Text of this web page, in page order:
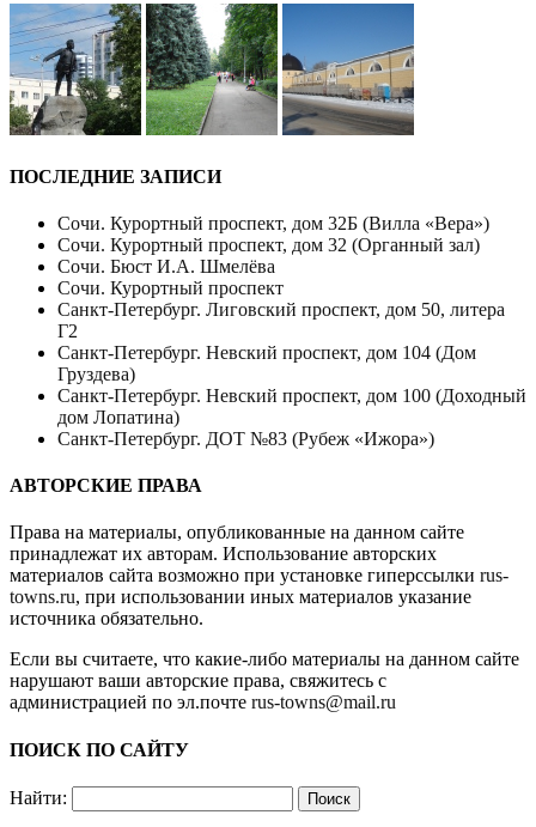
ПОСЛЕДНИЕ ЗАПИСИ
Сочи. Курортный проспект, дом 32Б (Вилла «Вера»)
Сочи. Курортный проспект, дом 32 (Органный зал)
Сочи. Бюст И.А. Шмелёва
Сочи. Курортный проспект
Санкт-Петербург. Лиговский проспект, дом 50, литера
Г2
Санкт-Петербург. Невский проспект, дом 104 (Дом
Груздева)
Санкт-Петербург. Невский проспект, дом 100 (Доходный
дом Лопатина)
Санкт-Петербург. ДОТ №83 (Рубеж «Ижора»)
АВТОРСКИЕ ПРАВА
Права на материалы, опубликованные на данном сайте
принадлежат их авторам. Использование авторских
материалов сайта возможно при установке гиперссылки rus-
towns.ru, при использовании иных материалов указание
источника обязательно.
Если вы считаете, что какие-либо материалы на данном сайте
нарушают ваши авторские права, свяжитесь с
администрацией по эл.почте rus-towns@mail.ru
ПОИСК ПО САЙТУ
Найти: